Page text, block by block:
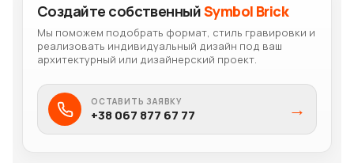
Создайте собственныйSymbol Brick
Мы поможем подобрать формат, стиль гравировки и
реализовать индивидуальный дизайн под ваш
архитектурный или дизайнерский проект.
ОСТАВИТЬ ЗАЯВКУ
+38 067 877 67 77 →